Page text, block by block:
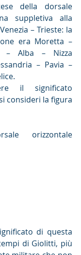
della dorsale
suppletiva alla
– Trieste: la
era Moretta –
– Alba – Nizza
– Pavia –
il significato
consideri la figura
orizzontale
di questa
di Giolitti, più